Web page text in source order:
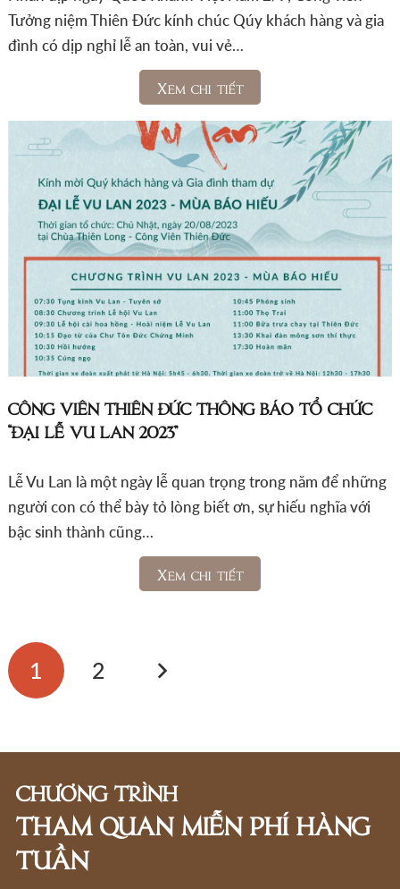
Tưởng niệm Thiên Đức kính chúc Qúy khách hàng và gia
đình có dịp nghỉ lễ an toàn, vui vẻ…
Xem chi tiết
CÔNG VIÊN THIÊN ĐỨC THÔNG BÁO TỔ CHỨC
“ĐẠI LỄ VU LAN 2023”
Lễ Vu Lan là một ngày lễ quan trọng trong năm để những
người con có thể bày tỏ lòng biết ơn, sự hiếu nghĩa với
bậc sinh thành cũng…
Xem chi tiết
1 2
CHƯƠNG TRÌNH
THAM QUAN MIỄN PHÍ HÀNG
TUẦN